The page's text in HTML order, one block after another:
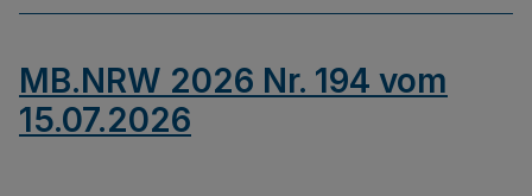
MB.NRW 2026 Nr. 194 vom
15.07.2026